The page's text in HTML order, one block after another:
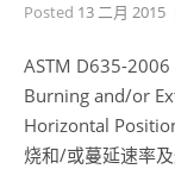
Posted 13 二月 2015
ASTM D635-
Burning and/or
Horizontal
烧和/或蔓延速率